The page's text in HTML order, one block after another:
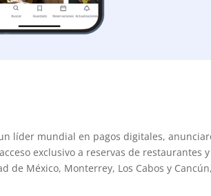
líder mundial en pagos digitales,
exclusivo a reservas de restaurantes y
de México, Monterrey, Los Cabos y